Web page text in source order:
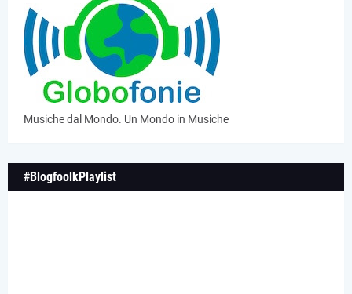
Musiche dal Mondo. Un Mondo in Musiche
#BlogfoolkPlaylist